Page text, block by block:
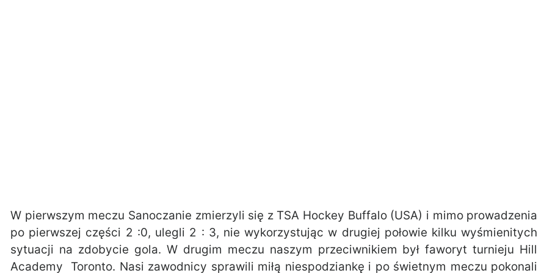
W pierwszym meczu Sanoczanie zmierzyli się z TSA Hockey Buffalo (USA) i mimo prowadzenia
po pierwszej części 2 :0, ulegli 2 : 3, nie wykorzystując w drugiej połowie kilku wyśmienitych
sytuacji na zdobycie gola. W drugim meczu naszym przeciwnikiem był faworyt turnieju Hill
Academy Toronto. Nasi zawodnicy sprawili miłą niespodziankę i po świetnym meczu pokonali